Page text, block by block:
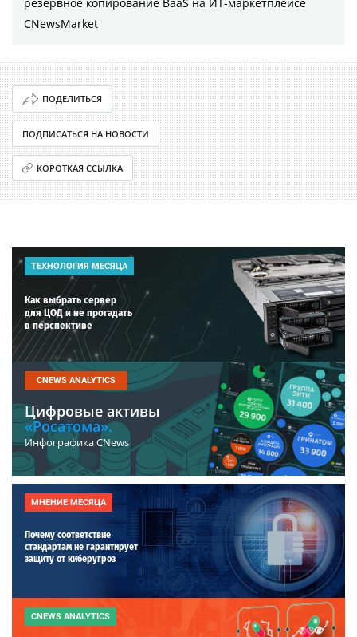
CNewsMarket
ПОДЕЛИТЬСЯ
ПОДПИСАТЬСЯ НА НОВОСТИ
КОРОТКАЯ ССЫЛКА
ТЕХНОЛОГИЯ МЕСЯЦА
Как выбрать сервер
для ЦОД и не прогадать
в перспективе
CNEWS ANALYTICS
Цифровые активы
«Росатома».
Инфографика CNews
МНЕНИЕ МЕСЯЦА
Почему соответствие
стандартам не гарантирует
защиту от киберугроз
CNEWS ANALYTICS